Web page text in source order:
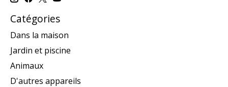
Catégories
Dans la maison
Jardin et piscine
Animaux
D'autres appareils